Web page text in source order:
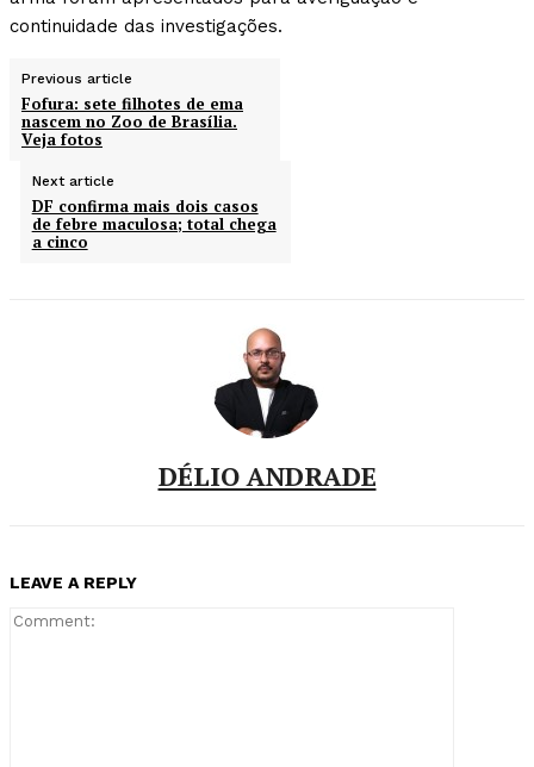
continuidade das investigações.
Previous article
Fofura: sete filhotes de ema
nascem no Zoo de Brasília.
Veja fotos
Next article
DF confirma mais dois casos
de febre maculosa; total chega
a cinco
DÉLIO ANDRADE
LEAVE A REPLY